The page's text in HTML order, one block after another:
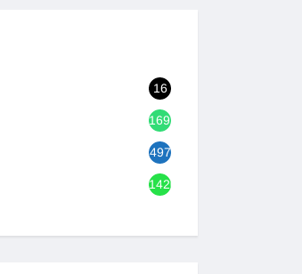
16
1692
497
1420